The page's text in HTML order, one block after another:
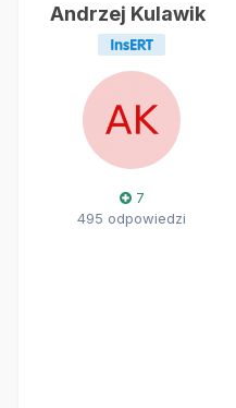
Andrzej Kulawik
7
495 odpowiedzi